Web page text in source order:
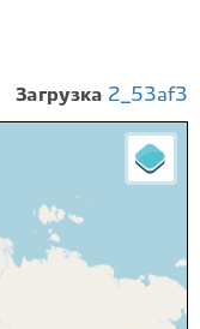
Загрузка 2_53af3